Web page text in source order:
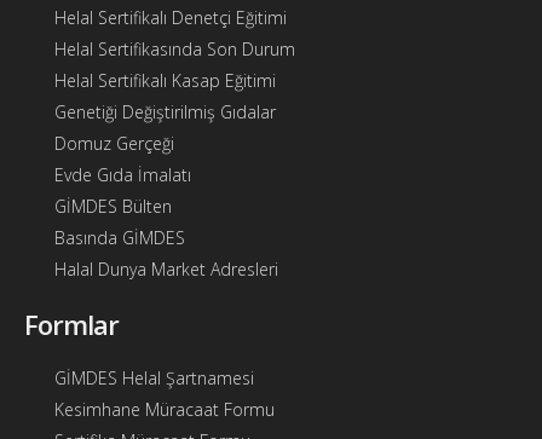
Helal Sertifikalı Denetçi Eğitimi
Helal Sertifikasında Son Durum
Helal Sertifikalı Kasap Eğitimi
Genetiği Değiştirilmiş Gıdalar
Domuz Gerçeği
Evde Gıda İmalatı
GİMDES Bülten
Basında GİMDES
Halal Dunya Market Adresleri
Formlar
GİMDES Helal Şartnamesi
Kesimhane Müracaat Formu